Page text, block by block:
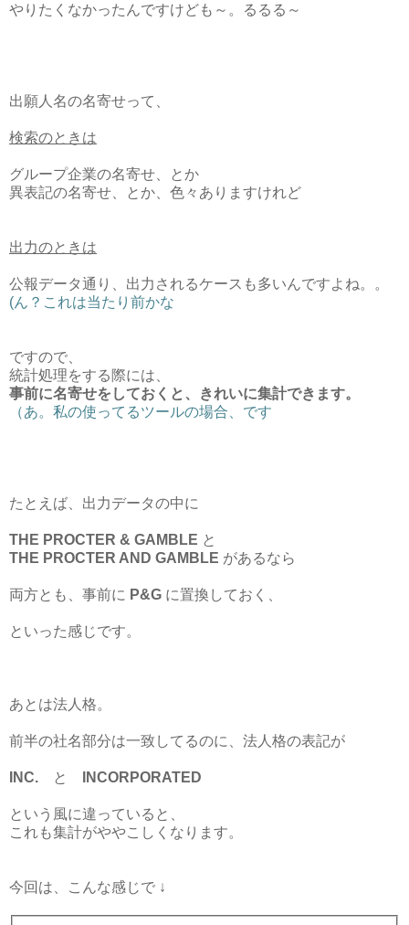
やりたくなかったんですけども～。るるる～
出願人名の名寄せって、
検索のときは
グループ企業の名寄せ、とか
異表記の名寄せ、とか、色々ありますけれど
出力のときは
公報データ通り、出力されるケースも多いんですよね。。
(ん？これは当たり前かな
ですので、
統計処理をする際には、
事前に名寄せをしておくと、きれいに集計できます。
（あ。私の使ってるツールの場合、です
たとえば、出力データの中に
THE PROCTER & GAMBLE と
THE PROCTER AND GAMBLE があるなら
両方とも、事前に P&G に置換しておく、
といった感じです。
あとは法人格。
前半の社名部分は一致してるのに、法人格の表記が
INC. と INCORPORATED
という風に違っていると、
これも集計がややこしくなります。
今回は、こんな感じで ↓